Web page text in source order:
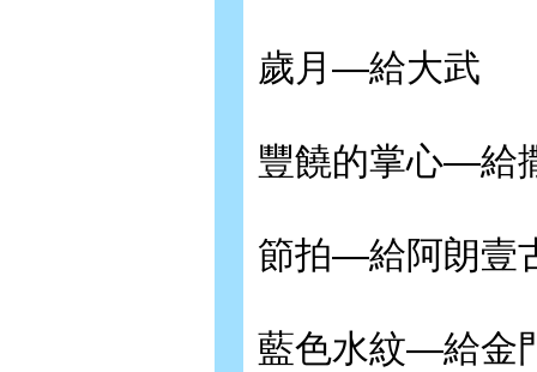
歲月—給大武
豐饒的掌心—給
節拍—給阿朗壹
藍色水紋—給金